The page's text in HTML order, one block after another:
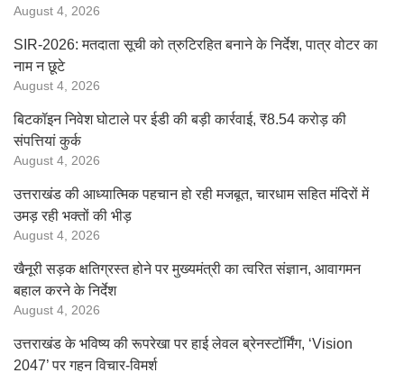
August 4, 2026
SIR-2026: मतदाता सूची को त्रुटिरहित बनाने के निर्देश, पात्र वोटर का
नाम न छूटे
August 4, 2026
बिटकॉइन निवेश घोटाले पर ईडी की बड़ी कार्रवाई, ₹8.54 करोड़ की
संपत्तियां कुर्क
August 4, 2026
उत्तराखंड की आध्यात्मिक पहचान हो रही मजबूत, चारधाम सहित मंदिरों में
उमड़ रही भक्तों की भीड़
August 4, 2026
खैनूरी सड़क क्षतिग्रस्त होने पर मुख्यमंत्री का त्वरित संज्ञान, आवागमन
बहाल करने के निर्देश
August 4, 2026
उत्तराखंड के भविष्य की रूपरेखा पर हाई लेवल ब्रेनस्टॉर्मिंग, ‘Vision
2047’ पर गहन विचार-विमर्श